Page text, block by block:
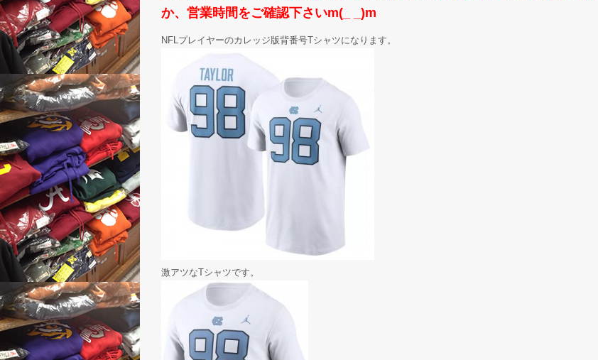
か、営業時間をご確認下さいm(_ _)m
NFLプレイヤーのカレッジ版背番号Tシャツになります。
激アツなTシャツです。